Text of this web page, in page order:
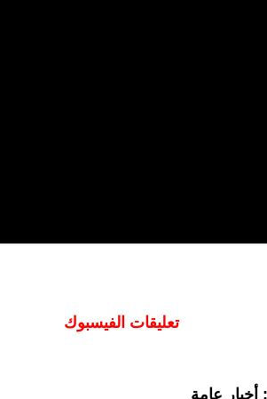
تعليقات الفيسبوك
عامة